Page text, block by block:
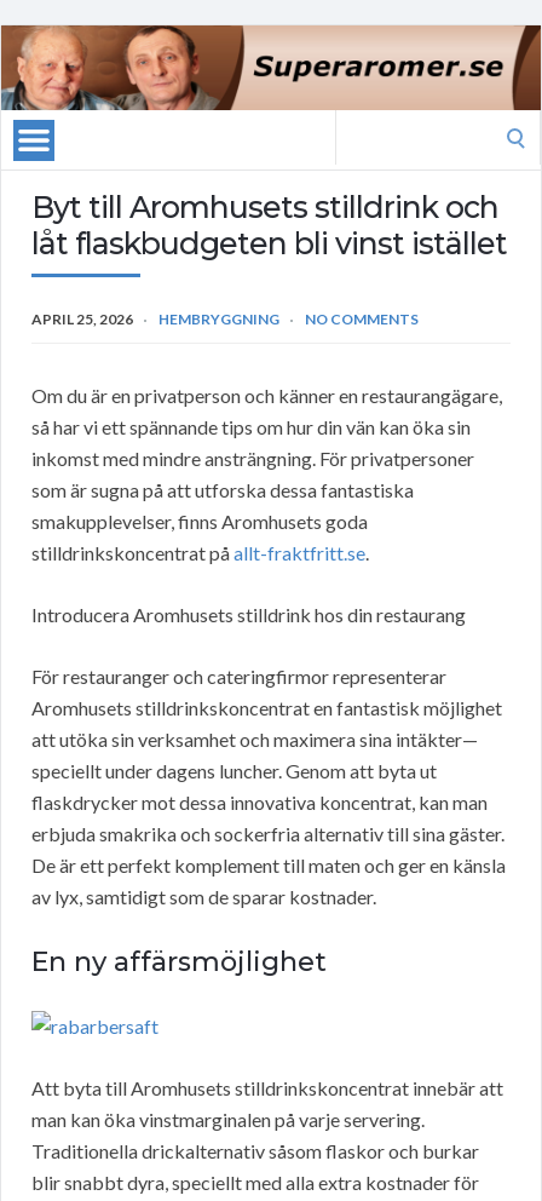
Byt till Aromhusets stilldrink och
låt flaskbudgeten bli vinst istället
APRIL 25, 2026 HEMBRYGGNING NO COMMENTS
Om du är en privatperson och känner en restaurangägare,
så har vi ett spännande tips om hur din vän kan öka sin
inkomst med mindre ansträngning. För privatpersoner
som är sugna på att utforska dessa fantastiska
smakupplevelser, finns Aromhusets goda
stilldrinkskoncentrat påallt-fraktfritt.se.
Introducera Aromhusets stilldrink hos din restaurang
För restauranger och cateringfirmor representerar
Aromhusets stilldrinkskoncentrat en fantastisk möjlighet
att utöka sin verksamhet och maximera sina intäkter—
speciellt under dagens luncher. Genom att byta ut
flaskdrycker mot dessa innovativa koncentrat, kan man
erbjuda smakrika och sockerfria alternativ till sina gäster.
De är ett perfekt komplement till maten och ger en känsla
av lyx, samtidigt som de sparar kostnader.
En ny affärsmöjlighet
Att byta till Aromhusets stilldrinkskoncentrat innebär att
man kan öka vinstmarginalen på varje servering.
Traditionella drickalternativ såsom flaskor och burkar
blir snabbt dyra, speciellt med alla extra kostnader för